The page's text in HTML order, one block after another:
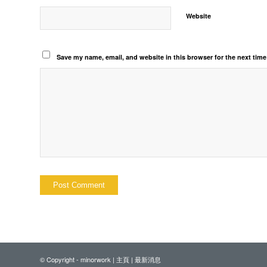
Website
Save my name, email, and website in this browser for the next
© Copyright - minorwork | 主頁 | 最新消息